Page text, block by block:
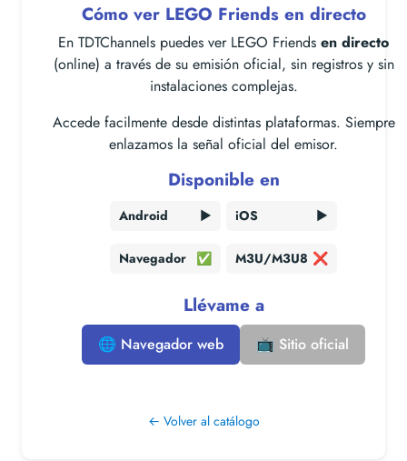
Cómo ver LEGO Friends en directo
En TDTChannels puedes ver LEGO Friends en directo
(online) a través de su emisión oficial, sin registros y sin
instalaciones complejas.
Accede facilmente desde distintas plataformas. Siempre
enlazamos la señal oficial del emisor.
Disponible en
Android ▶️ iOS ▶️
Navegador ✅ M3U/M3U8 ❌
Llévame a
🌐 Navegador web 📺 Sitio oficial
← Volver al catálogo